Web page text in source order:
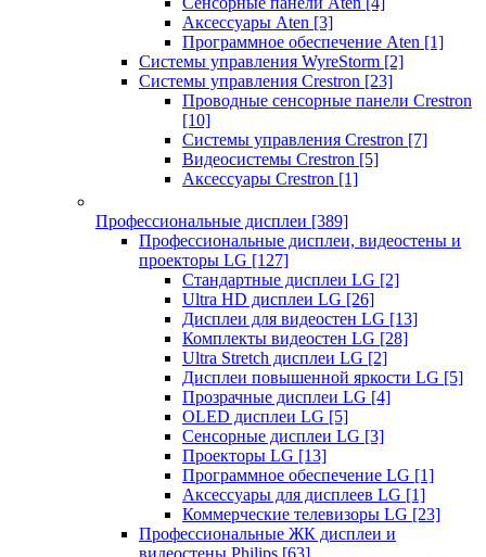
Аксессуары Aten [3]
Программное обеспечение Aten [1]
Системы управления WyreStorm [2]
Системы управления Crestron [23]
Проводные сенсорные панели Crestron
[10]
Системы управления Crestron [7]
Видеосистемы Crestron [5]
Аксессуары Crestron [1]
Профессиональные дисплеи [389]
Профессиональные дисплеи, видеостены и
проекторы LG [127]
Стандартные дисплеи LG [2]
Ultra HD дисплеи LG [26]
Дисплеи для видеостен LG [13]
Комплекты видеостен LG [28]
Ultra Stretch дисплеи LG [2]
Дисплеи повышенной яркости LG [5]
Прозрачные дисплеи LG [4]
OLED дисплеи LG [5]
Сенсорные дисплеи LG [3]
Проекторы LG [13]
Программное обеспечение LG [1]
Аксессуары для дисплеев LG [1]
Коммерческие телевизоры LG [23]
Профессиональные ЖК дисплеи и
видеостены Philips [63]